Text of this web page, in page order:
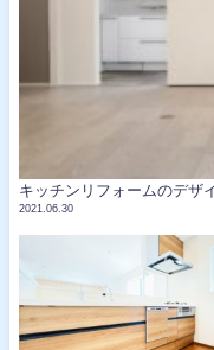
キッチンリフォームのデザ
2021.06.30